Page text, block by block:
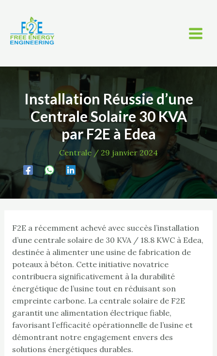
contenu
Installation Réussie d’une
Centrale Solaire 30 KVA
par F2E à Edea
Centrale / 29 janvier 2024
t
g
F2E a récemment achevé avec succès l’installation
d’une centrale solaire de 30 KVA / 18.8 KWC à Edea,
destinée à alimenter une usine de fabrication de
poteaux à béton. Cette initiative novatrice
contribuera significativement à la durabilité
énergétique de l’usine tout en réduisant son
empreinte carbone. La centrale solaire de F2E
garantit une alimentation électrique fiable,
favorisant l’efficacité opérationnelle de l’usine et
démontrant notre engagement envers des
solutions énergétiques durables.
des
articles